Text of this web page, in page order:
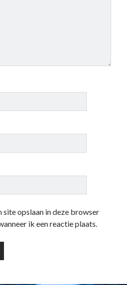
site opslaan in deze browser
ik een reactie plaats.